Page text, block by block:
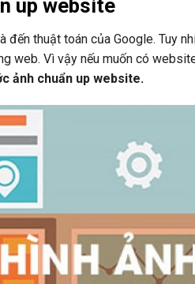
up website
thuật toán của Google. Tuy
web. Vì vậy nếu muốn có
ảnh chuẩn up website.